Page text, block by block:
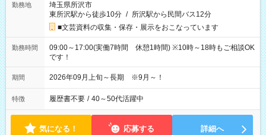
勤務地
埼玉県所沢市
東所沢駅から徒歩10分 / 所沢駅から民間バス12分
■文芸資料の収集・保存・展示をおこなっています
勤務時間
09:00～17:00(実働7時間 休憩1時間) ※10時～18時もご相談OK
です！
期間 2026年09月上旬～長期 ※9月～！
特徴 履歴書不要 / 40～50代活躍中
気になる！ 応募する 詳細へ